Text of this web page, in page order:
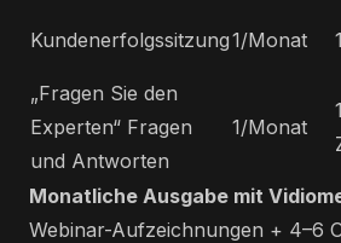
Kundenerfolgssitzung1/Monat
„Fragen Sie den
Experten“ Fragen
und Antworten
1/Monat
Monatliche Ausgabe mit
Webinar-Aufzeichnungen + 4–6